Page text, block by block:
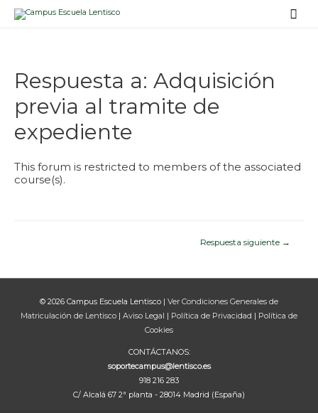
Respuesta a: Adquisición
previa al tramite de
expediente
This forum is restricted to members of the associated
course(s).
Respuesta siguiente →
© 2026 Campus Escuela Lentisco | Ver Condiciones Generales de
Matriculación de Lentisco | Aviso Legal | Política de Privacidad | Política de
Cookies
CONTÁCTANOS:
soportecampus@lentisco.es
918 216 283
C/ Alcalá 67 2ª planta - 28014 Madrid (España)